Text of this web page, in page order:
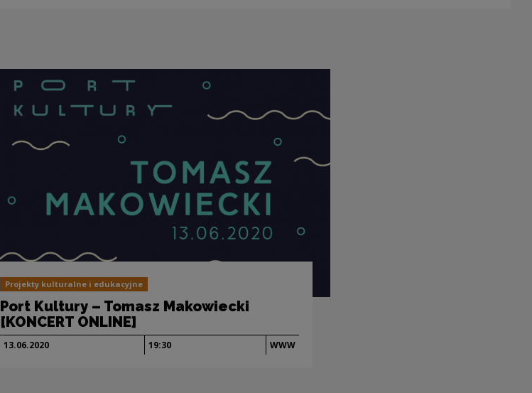
Projekty kulturalne i edukacyjne
Port Kultury – Tomasz Makowiecki
[KONCERT ONLINE]
13.06.2020 19:30 WWW